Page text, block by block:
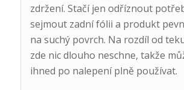
zdržení. Stačí jen odříznout
sejmout zadní fólii a produkt
na suchý povrch. Na rozdíl od
zde nic dlouho neschne, takže
ihned po nalepení plně používat.